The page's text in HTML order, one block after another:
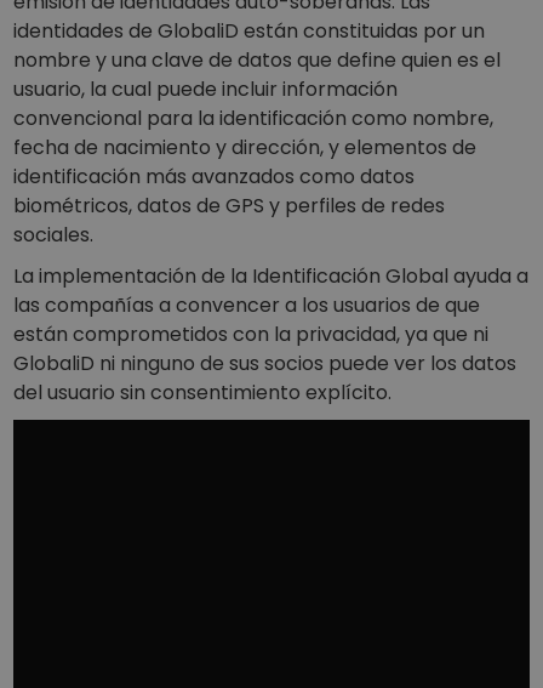
identidades de GlobaliD están constituidas por un
nombre y una clave de datos que define quien es el
usuario, la cual puede incluir información
convencional para la identificación como nombre,
fecha de nacimiento y dirección, y elementos de
identificación más avanzados como datos
biométricos, datos de GPS y perfiles de redes
sociales.
La implementación de la Identificación Global ayuda a
las compañías a convencer a los usuarios de que
están comprometidos con la privacidad, ya que ni
GlobaliD ni ninguno de sus socios puede ver los datos
del usuario sin consentimiento explícito.